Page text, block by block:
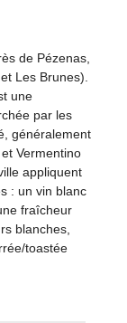
de Pézenas,
Les Brunes).
une
par les
généralement
Vermentino
appliquent
: un vin blanc
fraîcheur
blanches,
toastée